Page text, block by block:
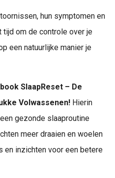
hun symptomen en
tijd om de controle over je
een natuurlijke manier je
SlaapReset – De
Volwassenen! Hierin
gezonde slaaproutine
meer draaien en woelen
en inzichten voor een betere